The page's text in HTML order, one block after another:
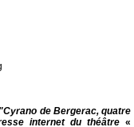
de Bergerac, quatre
internet du théâtre«